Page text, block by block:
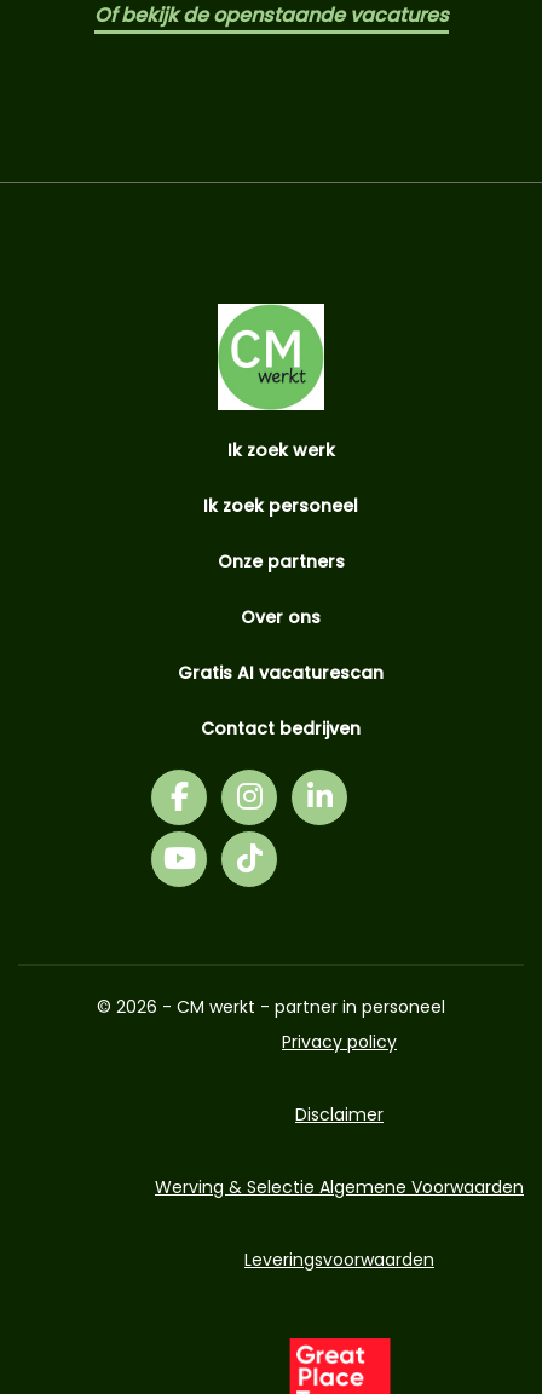
Of bekijk de openstaande vacatures
Ik zoek werk
Ik zoek personeel
Onze partners
Over ons
Gratis AI vacaturescan
Contact bedrijven
© 2026 - CM werkt - partner in personeel
Privacy policy
Disclaimer
Werving & Selectie Algemene Voorwaarden
Leveringsvoorwaarden